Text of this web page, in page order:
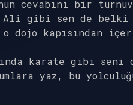
cevabını bir
Ali gibi sen de belki
kapısından
karate gibi
yaz, bu